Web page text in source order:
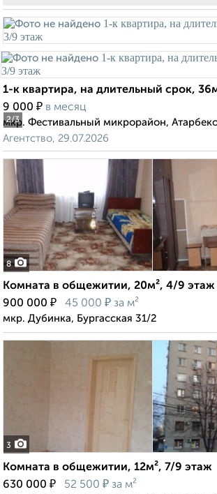
2/3
1-к квартира, на длительный срок,
9 000 ₽ в месяц
мкр. Фестивальный микрорайон,
Агентство, 29.07.2026
8
Комната в общежитии, 20м², 4/9 этаж
900 000 ₽ 45 000 ₽ за м²
мкр. Дубинка, Бургасская 31/2
3
Комната в общежитии, 12м², 7/9 этаж
630 000 ₽ 52 500 ₽ за м²